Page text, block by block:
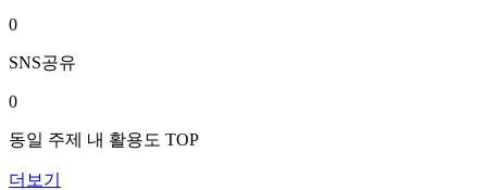
0
SNS공유
0
동일 주제 내 활용도 TOP
더보기